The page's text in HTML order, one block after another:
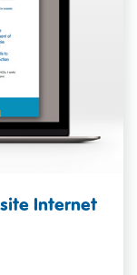
Internet